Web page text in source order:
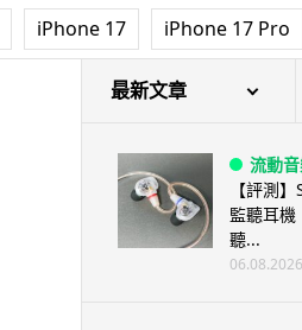
iPhone 17 iPhone 17 Pro
最新文章
流動
【評測
監聽耳機
聽...
06.08.2026